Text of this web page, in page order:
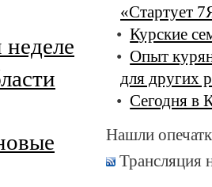
«Стартует
Курские
Опыт
для других
Сегодня в
Нашли
Трансляция